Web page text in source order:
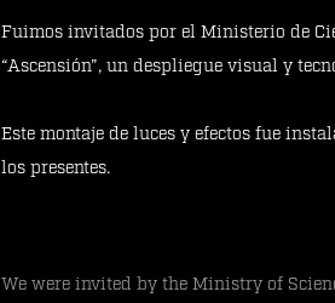
Fuimos invitados por el Ministerio de
“Ascensión”, un despliegue visual y
Este montaje de luces y efectos fue
los presentes.
We were invited by the Ministry of